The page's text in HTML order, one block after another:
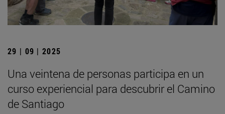
29 | 09 | 2025
Una veintena de personas participa en un
curso experiencial para descubrir el Camino
de Santiago